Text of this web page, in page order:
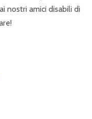
nostri amici disabili di